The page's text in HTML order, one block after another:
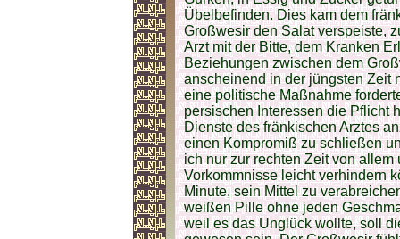
Übelbefinden. Dies kam dem
Großwesir den Salat verspeiste,
Arzt mit der Bitte, dem Kranken
Beziehungen zwischen dem
anscheinend in der jüngsten Zeit
eine politische Maßnahme
persischen Interessen die Pflicht
Dienste des fränkischen Arztes
einen Kompromiß zu schließen
ich nur zur rechten Zeit von
Vorkommnisse leicht verhindern
Minute, sein Mittel zu
weißen Pille ohne jeden
weil es das Unglück wollte, soll